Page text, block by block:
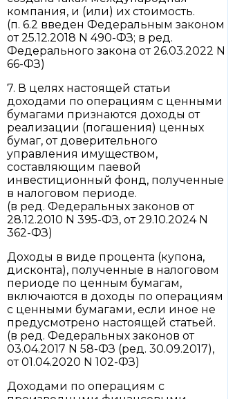
компания, и (или) их стоимость.
(п. 6.2 введен Федеральным законом
от 25.12.2018 N 490-ФЗ; в ред.
Федерального закона от 26.03.2022 N
66-ФЗ)
7. В целях настоящей статьи
доходами по операциям с ценными
бумагами признаются доходы от
реализации (погашения) ценных
бумаг, от доверительного
управления имуществом,
составляющим паевой
инвестиционный фонд, полученные
в налоговом периоде.
(в ред. Федеральных законов от
28.12.2010 N 395-ФЗ, от 29.10.2024 N
362-ФЗ)
Доходы в виде процента (купона,
дисконта), полученные в налоговом
периоде по ценным бумагам,
включаются в доходы по операциям
с ценными бумагами, если иное не
предусмотрено настоящей статьей.
(в ред. Федеральных законов от
03.04.2017 N 58-ФЗ (ред. 30.09.2017),
от 01.04.2020 N 102-ФЗ)
Доходами по операциям с